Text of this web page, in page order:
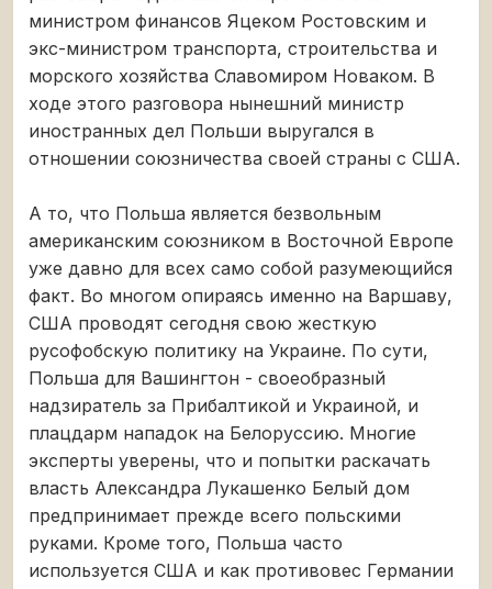
министром финансов Яцеком Ростовским и
экс-министром транспорта, строительства и
морского хозяйства Славомиром Новаком. В
ходе этого разговора нынешний министр
иностранных дел Польши выругался в
отношении союзничества своей страны с США.
А то, что Польша является безвольным
американским союзником в Восточной Европе
уже давно для всех само собой разумеющийся
факт. Во многом опираясь именно на Варшаву,
США проводят сегодня свою жесткую
русофобскую политику на Украине. По сути,
Польша для Вашингтон - своеобразный
надзиратель за Прибалтикой и Украиной, и
плацдарм нападок на Белоруссию. Многие
эксперты уверены, что и попытки раскачать
власть Александра Лукашенко Белый дом
предпринимает прежде всего польскими
руками. Кроме того, Польша часто
используется США и как противовес Германии